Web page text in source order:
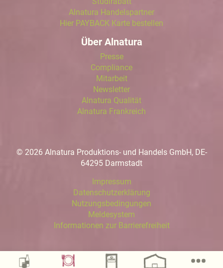
Alnatura Handelspartner
Hier PAYBACK Karte bestellen
Über Alnatura
Presse
Compliance
Mitarbeit
Newsletter
Alnatura Qualität
Alnatura Frankreich
© 2026 Alnatura Produktions- und Handels GmbH, DE-
64295 Darmstadt
Impressum
Datenschutzerklärung
Nutzungsbedingungen
Meldesystem
Informationen zur Barrierefreiheit